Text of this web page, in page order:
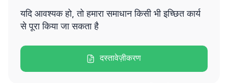
यदि आवश्यक हो, तो हमारा समाधान किसी भी इच्छित कार्य
से पूरा किया जा सकता है
दस्तावेज़ीकरण